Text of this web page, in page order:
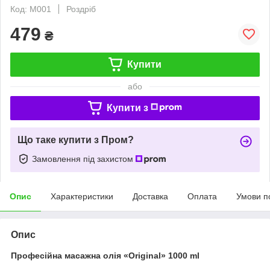
Код: М001
Роздріб
479 ₴
Купити
або
Купити з
Що таке купити з Пром?
Замовлення під захистом
Опис Характеристики Доставка Оплата Умови
Опис
Професійна масажна олія «Original» 1000 ml